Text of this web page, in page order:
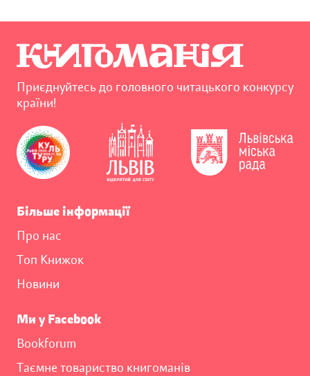
Приєднуйтесь до головного читацького конкурсу
країни!
Більше інформації
Про нас
Топ Книжок
Новини
Ми у Facebook
Bookforum
Таємне товариство книгоманів